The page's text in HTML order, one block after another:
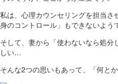
私は、心理カウンセリングを担当さ
身のコントロール」もできないよ
そして、妻から「使わないなら処
しい…
そんな2つの思いもあって、「何と